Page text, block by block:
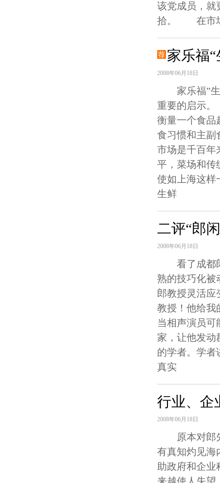
该党成员，就
拾。 在市场
家乐福
2008年06月18日
家乐福”生
重要的启示
衡量一个食品
食习惯和主副
市场是千百年
平，菜场和传
使如上海这样
生鲜
二评“郎
2008年06月18日
看了成都郎
熟的技巧化被
郎教授灵活应
教授！他给我
当相声演员
家，让他发动
的学者。学者
真实
行业、企
2008年06月18日
原本对郎先
有真知灼见海
助政府和企